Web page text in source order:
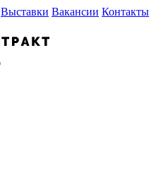
Выставки Вакансии Контакты